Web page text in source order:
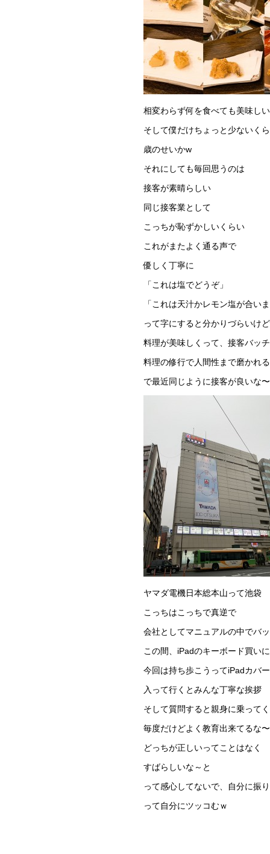
相変わらず何を食べても美味しい
そして僕だけちょっと少ないく
歳のせいかw
それにしても毎回思うのは
接客が素晴らしい
同じ接客業として
こっちが恥ずかしいくらい
これがまたよく通る声で
優しく丁寧に
「これは塩でどうぞ」
「これは天汁かレモン塩が合いま
って字にすると分かりづらいけ
料理が美味しくって、接客バッ
料理の修行で人間性まで磨かれ
で最近同じように接客が良いな
ヤマダ電機日本総本山って池袋
こっちはこっちで真逆で
会社としてマニュアルの中でバ
この間、iPadのキーボード買い
今回は持ち歩こうってiPadカバ
入って行くとみんな丁寧な挨拶
そして質問すると親身に乗って
毎度だけどよく教育出来てるな
どっちが正しいってことはなく
すばらしいな～と
って感心してないで、自分に振
って自分にツッコむｗ